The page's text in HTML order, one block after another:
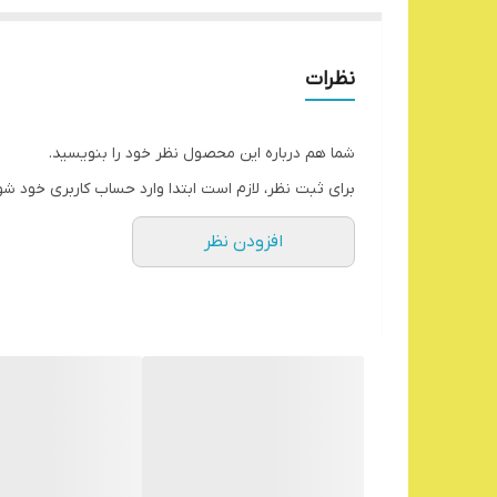
نظرات
شما هم درباره این محصول نظر خود را بنویسید.
برای ثبت نظر، لازم است ابتدا وارد حساب کاربری خود
افزودن نظر